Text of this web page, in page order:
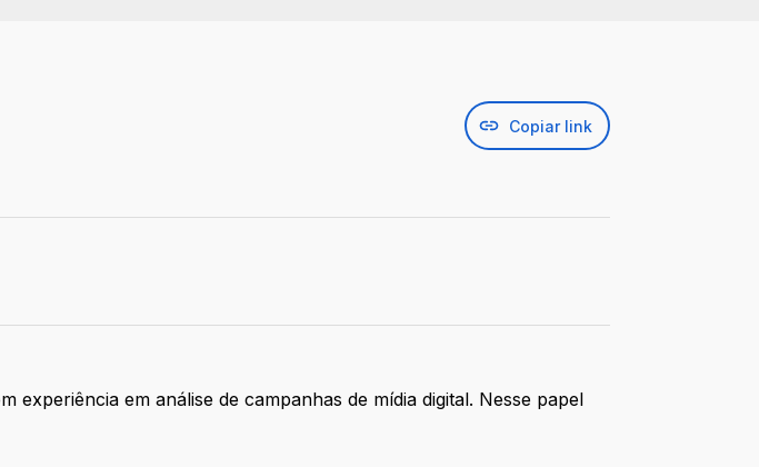
Copiar link
experiência em análise de campanhas de mídia digital. Nesse papel